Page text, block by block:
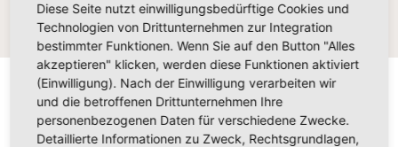
Hohe Mark Tourismus e. V.
Redderstraße 421,45711 Datteln
Diese Seite nutzt einwilligungsbedürftige Cookies und
Technologien von Drittunternehmen zur Integration
bestimmter Funktionen. Wenn Sie auf den Button "Alles
akzeptieren" klicken, werden diese Funktionen aktiviert
(Einwilligung). Nach der Einwilligung verarbeiten wir
und die betroffenen Drittunternehmen Ihre
personenbezogenen Daten für verschiedene Zwecke.
Detaillierte Informationen zu Zweck, Rechtsgrundlagen,